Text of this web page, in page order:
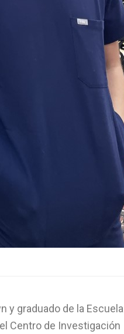
y graduado de la Escuela
Centro de Investigación